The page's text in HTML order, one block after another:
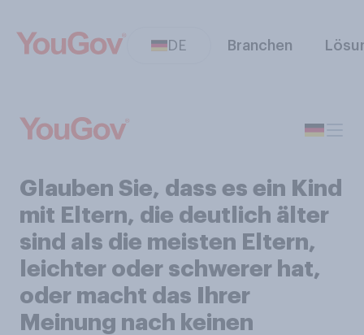
DE Branchen
Glauben Sie, dass es ein Kind
mit Eltern, die deutlich älter
sind als die meisten Eltern,
leichter oder schwerer hat,
oder macht das Ihrer
Meinung nach keinen